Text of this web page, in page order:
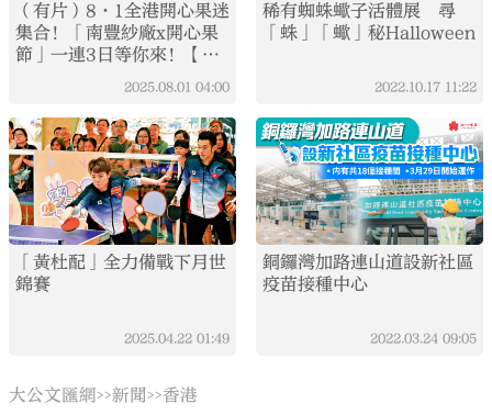
（有片）8·1全港開心果迷
集合！「南豐紗廠x開心果
節」一連3日等你來！【打
2025.08.01 04:00
稀有蜘蛛蠍子活體展 尋
「蛛」「蠍」秘Halloween
2022.10.17 11:22
「黃杜配」全力備戰下月世
錦賽
2025.04.22 01:49
銅鑼灣加路連山道設新社區
疫苗接種中心
2022.03.24 09:05
大公文匯網>>新聞>>香港